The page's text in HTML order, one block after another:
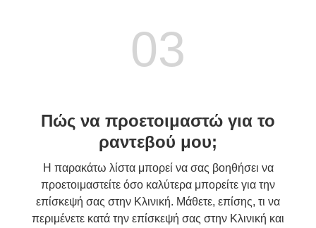
03
Πώς να προετοιμαστώ για το
ραντεβού μου;
Η παρακάτω λίστα μπορεί να σας βοηθήσει να
προετοιμαστείτε όσο καλύτερα μπορείτε για την
επίσκεψή σας στην Κλινική. Μάθετε, επίσης, τι να
περιμένετε κατά την επίσκεψή σας στην Κλινική και